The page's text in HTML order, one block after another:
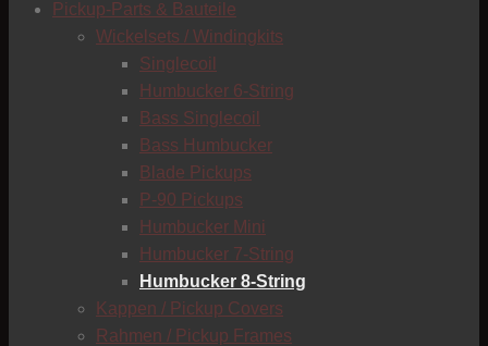
Pickup-Parts & Bauteile
Wickelsets / Windingkits
Singlecoil
Humbucker 6-String
Bass Singlecoil
Bass Humbucker
Blade Pickups
P-90 Pickups
Humbucker Mini
Humbucker 7-String
Humbucker 8-String
Kappen / Pickup Covers
Rahmen / Pickup Frames